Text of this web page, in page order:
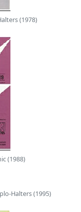
(1978)
(1988)
Halters (1995)